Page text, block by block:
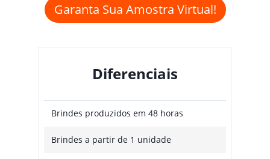
Garanta Sua Amostra Virtual!
Diferenciais
Brindes produzidos em 48 horas
Brindes a partir de 1 unidade